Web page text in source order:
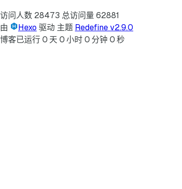
访问人数 28473 总访问量 62881
由
Hexo 驱动 主题 Redefine v2.9.0
博客已运行 0 天 0 小时 0 分钟 0 秒